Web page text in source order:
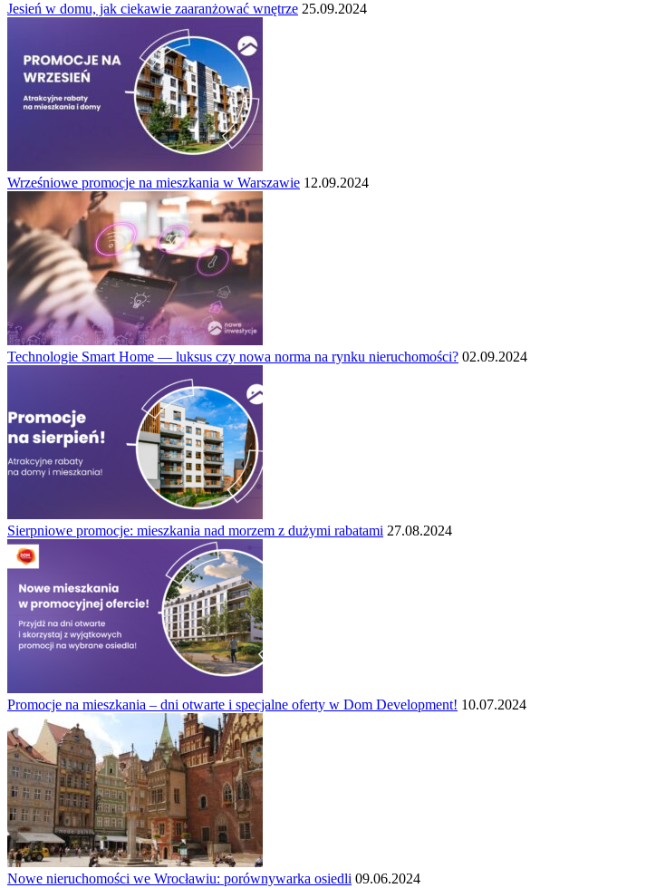
Jesień w domu, jak ciekawie zaaranżować wnętrze 25.09.2024
Wrześniowe promocje na mieszkania w Warszawie 12.09.2024
Technologie Smart Home — luksus czy nowa norma na rynku nieruchomości? 02.09.2024
Sierpniowe promocje: mieszkania nad morzem z dużymi rabatami 27.08.2024
Promocje na mieszkania – dni otwarte i specjalne oferty w Dom Development! 10.07.2024
Nowe nieruchomości we Wrocławiu: porównywarka osiedli 09.06.2024